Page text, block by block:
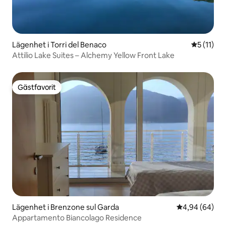
Lägenhet i Torri del Benaco 5 av 5 i
5 (11)
Attilio Lake Suites – Alchemy Yellow Front Lake
Gästfavorit
Gästfavorit
Lägenhet i Brenzone sul Garda 4,94 av 5 i
4,94 (64)
Appartamento Biancolago Residence